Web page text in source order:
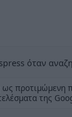
όταν
προτιμώμενη
της